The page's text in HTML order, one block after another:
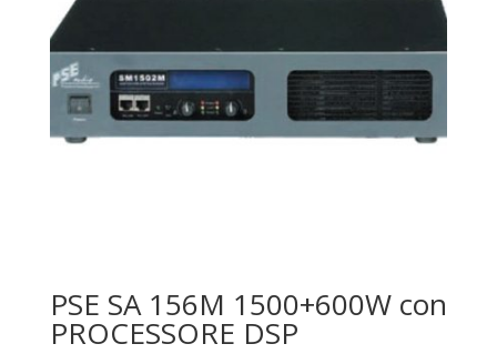
PSE SA 156M 1500+600W con
PROCESSORE DSP